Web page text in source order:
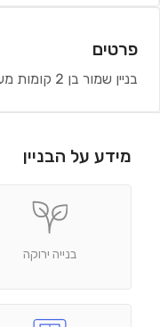
פרטים
בניין שמור בן 2 קומות מעל קומת מסחר, קרוב לכביש החוף.
מידע על הבניין
בנייה ירוקה